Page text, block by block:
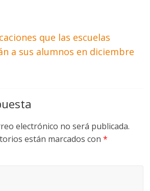
que las escuelas
a sus alumnos en diciembre
electrónico no será publicada.
están marcados con*